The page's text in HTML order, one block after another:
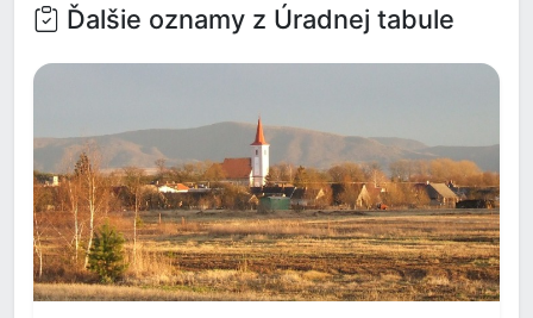
Ďalšie oznamy z Úradnej tabule